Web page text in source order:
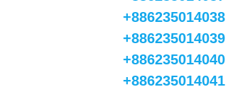
+886235014038
+886235014039
+886235014040
+886235014041